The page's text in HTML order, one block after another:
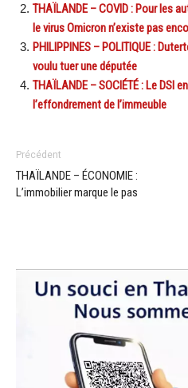
THAÏLANDE – COVID : Pour les
le virus Omicron n’existe pas
PHILIPPINES – POLITIQUE :
voulu tuer une députée
THAÏLANDE – SOCIÉTÉ : Le DSI
l’effondrement de l’immeuble
Précédent
THAÏLANDE – ÉCONOMIE :
L’immobilier marque le pas